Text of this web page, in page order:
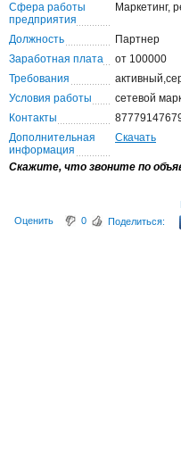
Сфера работы
предприятия
Маркетинг,
Должность
Партнер
Заработная плата
от 100000
Требования
Условия работы
сетевой
Контакты
Дополнительная
информация
Скачать
Скажите, что звоните по
Оценить
0 Поделиться: